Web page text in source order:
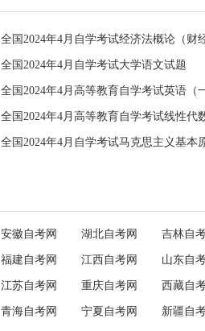
全国2024年4月自学考试大学语文试题
全国2024年4月高等教育自学考试英语（
全国2024年4月高等教育自学考试线性代
全国2024年4月自学考试马克思主义基本
安徽自考网 湖北自考网 吉林自
福建自考网 江西自考网 山东自
江苏自考网 重庆自考网 西藏自
青海自考网 宁夏自考网 新疆自